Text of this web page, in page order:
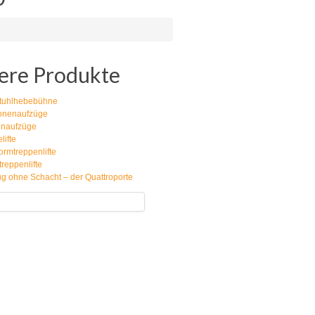
Produkte
ohne Schacht – der Quattroporte